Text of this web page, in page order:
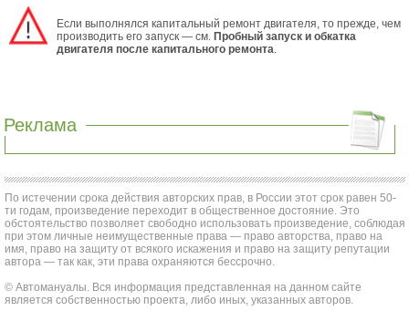
Если выполнялся капитальный ремонт двигателя, то прежде, чем
производить его запуск — см. Пробный запуск и обкатка
двигателя после капитального ремонта.
Реклама
По истечении срока действия авторских прав, в России этот срок равен 50-
ти годам, произведение переходит в общественное достояние. Это
обстоятельство позволяет свободно использовать произведение, соблюдая
при этом личные неимущественные права — право авторства, право на
имя, право на защиту от всякого искажения и право на защиту репутации
автора — так как, эти права охраняются бессрочно.
© Автомануалы. Вся информация представленная на данном сайте
является собственностью проекта, либо иных, указанных авторов.